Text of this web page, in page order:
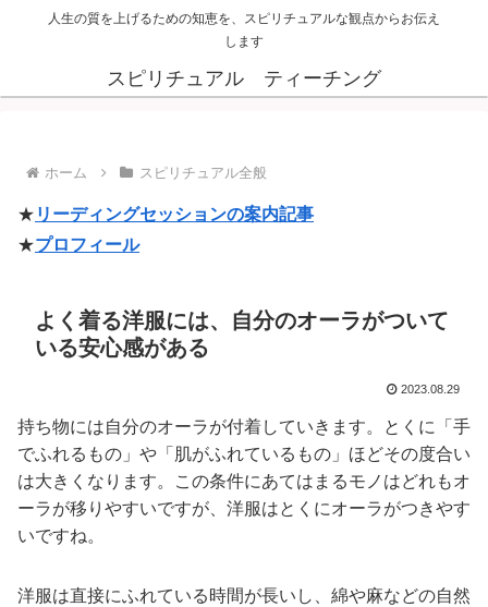
人生の質を上げるための知恵を、スピリチュアルな観点からお伝え
します
スピリチュアル ティーチング
ホーム スピリチュアル全般
★ リーディングセッションの案内記事
★プロフィール
よく着る洋服には、自分のオーラがついて
いる安心感がある
2023.08.29
持ち物には自分のオーラが付着していきます。とくに「手
でふれるもの」や「肌がふれているもの」ほどその度合い
は大きくなります。この条件にあてはまるモノはどれもオ
ーラが移りやすいですが、洋服はとくにオーラがつきやす
いですね。
洋服は直接にふれている時間が長いし、綿や麻などの自然